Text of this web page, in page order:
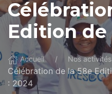
Edition de
Accueil Nos activités
Célébration de la 58e
: 2024